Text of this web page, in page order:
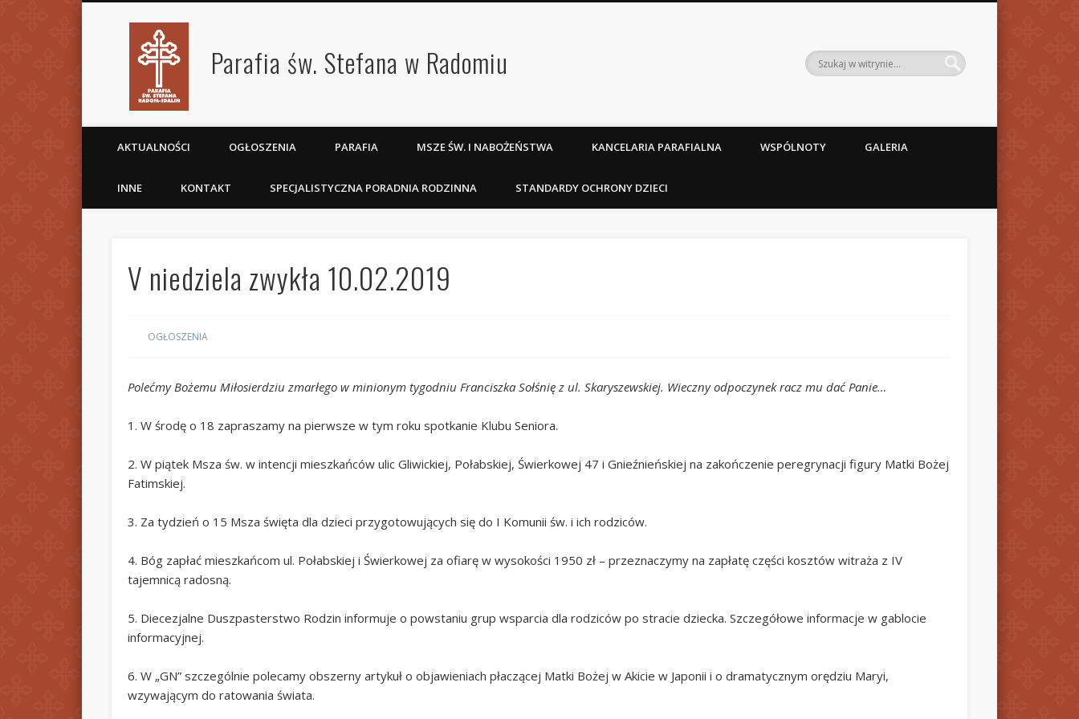
Parafia św. Stefana w Radomiu
AKTUALNOŚCI OGŁOSZENIA PARAFIA MSZE ŚW. I NABOŻEŃSTWA KANCELARIA PARAFIALNA WSPÓLNOTY GALERIA
INNE KONTAKT SPECJALISTYCZNA PORADNIA RODZINNA STANDARDY OCHRONY DZIECI
V niedziela zwykła 10.02.2019
OGŁOSZENIA
Polećmy Bożemu Miłosierdziu zmarłego w minionym tygodniu Franciszka Sołśnię z ul. Skaryszewskiej. Wieczny odpoczynek racz mu dać Panie…
1. W środę o 18 zapraszamy na pierwsze w tym roku spotkanie Klubu Seniora.
2. W piątek Msza św. w intencji mieszkańców ulic Gliwickiej, Połabskiej, Świerkowej 47 i Gnieźnieńskiej na zakończenie peregrynacji figury Matki Bożej
Fatimskiej.
3. Za tydzień o 15 Msza święta dla dzieci przygotowujących się do I Komunii św. i ich rodziców.
4. Bóg zapłać mieszkańcom ul. Połabskiej i Świerkowej za ofiarę w wysokości 1950 zł – przeznaczymy na zapłatę części kosztów witraża z IV
tajemnicą radosną.
5. Diecezjalne Duszpasterstwo Rodzin informuje o powstaniu grup wsparcia dla rodziców po stracie dziecka. Szczegółowe informacje w gablocie
informacyjnej.
6. W „GN” szczególnie polecamy obszerny artykuł o objawieniach płaczącej Matki Bożej w Akicie w Japonii i o dramatycznym orędziu Maryi,
wzywającym do ratowania świata.